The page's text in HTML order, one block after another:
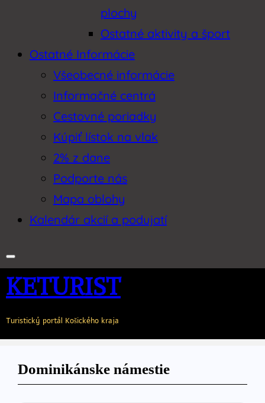
plochy
Ostatné aktivity a šport
Ostatné Informácie
Všeobecné informácie
Informačné centrá
Cestovné poriadky
Kúpiť lístok na vlak
2% z dane
Podporte nás
Mapa oblohy
Kalendár akcií a podujatí
KETURIST
Turistický portál Košického kraja
Dominikánske námestie